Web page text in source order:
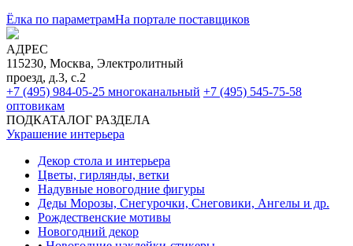
Ёлка по параметрамНа портале поставщиков
АДРЕС
115230, Москва, Электролитный
проезд, д.3, с.2
+7 (495) 984-05-25 многоканальный +7 (495) 545-75-58
оптовикам
ПОДКАТАЛОГ РАЗДЕЛА
Украшение интерьера
Декор стола и интерьера
Цветы, гирлянды, ветки
Надувные новогодние фигуры
Деды Морозы, Снегурочки, Снеговики, Ангелы и др.
Рождественские мотивы
Новогодний декор